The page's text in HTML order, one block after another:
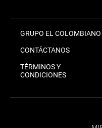
GRUPO EL COLOMBIANO
CONTÁCTANOS
TÉRMINOS Y
CONDICIONES